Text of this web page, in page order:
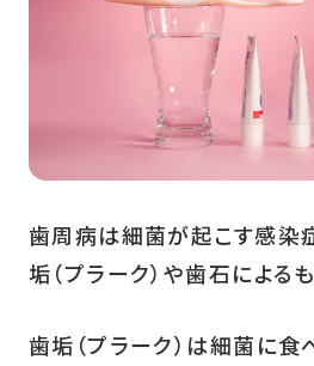
歯周病は細菌が起こす感染
垢（プラーク）や歯石による
歯垢（プラーク）は細菌に